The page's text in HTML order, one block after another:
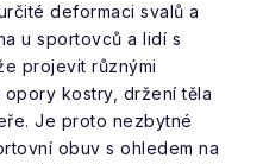
deformaci svalů a
u sportovců a lidí s
projevit různými
kostry, držení těla
Je proto nezbytné
obuv s ohledem na